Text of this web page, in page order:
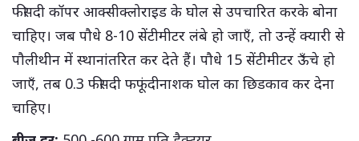
फीसदी कॉपर आक्सीक्लोराइड के घोल से उपचारित करके बोना
चाहिए। जब पौधे 8-10 सेंटीमीटर लंबे हो जाएँ, तो उन्हें क्यारी से
पौलीथीन में स्थानांतरित कर देते हैं। पौधे 15 सेंटीमीटर ऊँचे हो
जाएँ, तब 0.3 फीसदी फफूंदीनाशक घोल का छिडकाव कर देना
चाहिए।